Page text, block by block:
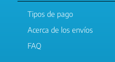
Tipos de pago
Acerca de los envíos
FAQ